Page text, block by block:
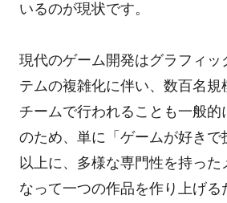
いるのが現状です。
現代のゲーム開発はグラフィッ
テムの複雑化に伴い、数百名規
チームで行われることも一般的
のため、単に「ゲームが好きで
以上に、多様な専門性を持った
なって一つの作品を作り上げる